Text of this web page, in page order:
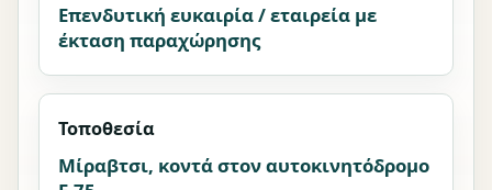
Επενδυτική ευκαιρία / εταιρεία με
έκταση παραχώρησης
Τοποθεσία
Μίραβτσι, κοντά στον αυτοκινητόδρομο